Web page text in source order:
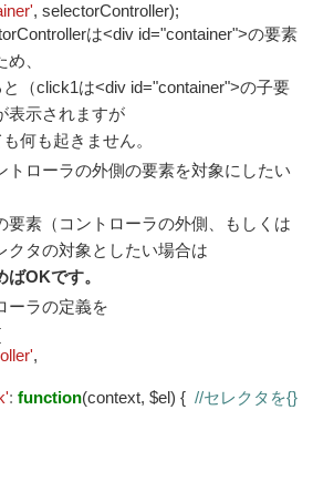
, selectorController);
は<div id="container">の要素
、
（click1は<div id="container">の子要
表示されますが
何も起きません。
トローラの外側の要素を対象にしたい
要素（コントローラの外側、もしくは
クタの対象としたい場合は
OKです。
ーラの定義を
,
: function(context, $el) { //セレクタを{}